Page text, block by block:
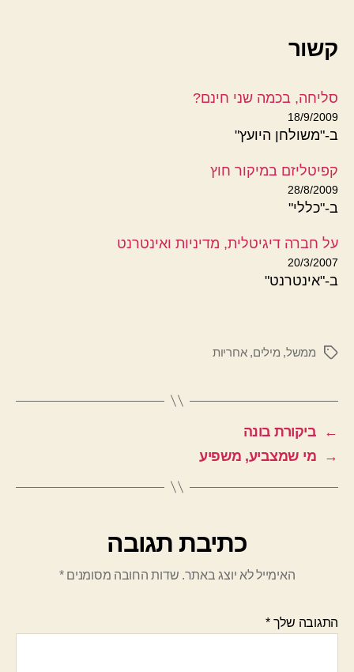
קשור
סליחה, בכמה שני חינם?
18/9/2009
ב-"משולחן היועץ"
קפיטליזם במיקור חוץ
28/8/2009
ב-"כללי"
על חברה דיגיטלית, מדיניות ואינטרנט
20/3/2007
ב-"אינטרנט"
תגיותממשל, מילים,אחריות
←
ביקורת בונה
→
מי שמצביע, משפיע
כתיבת תגובה
האימייל לא יוצג באתר. שדות החובה מסומנים*
התגובה שלך*